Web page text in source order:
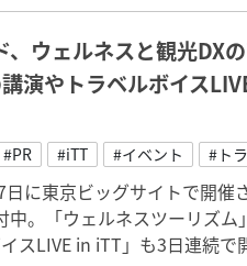
ウェルネスと観光DX
演やトラベルボイス
#PR #iTT #イベント #ト
日に東京ビッグサイトで開
中。「ウェルネスツーリズ
スLIVE in iTT」も3日連続で